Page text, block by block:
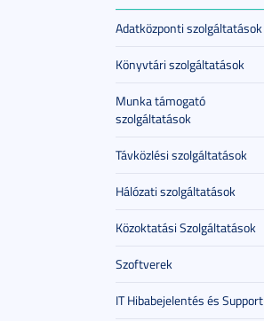
Adatközponti szolgáltatások
Könyvtári szolgáltatások
Munka támogató
szolgáltatások
Távközlési szolgáltatások
Hálózati szolgáltatások
Közoktatási Szolgáltatások
Szoftverek
IT Hibabejelentés és Support